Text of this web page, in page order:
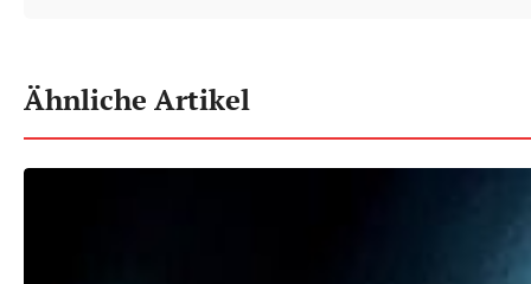
Ähnliche Artikel